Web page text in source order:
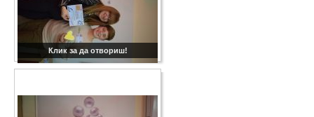
Клик за да отвориш!